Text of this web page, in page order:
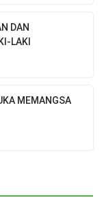
DAN
LAKI
MEMANGSA